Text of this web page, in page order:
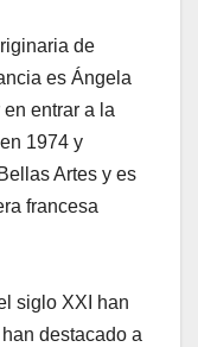
de
es Ángela
entrar a la
1974 y
Artes y es
francesa
siglo XXI han
destacado a